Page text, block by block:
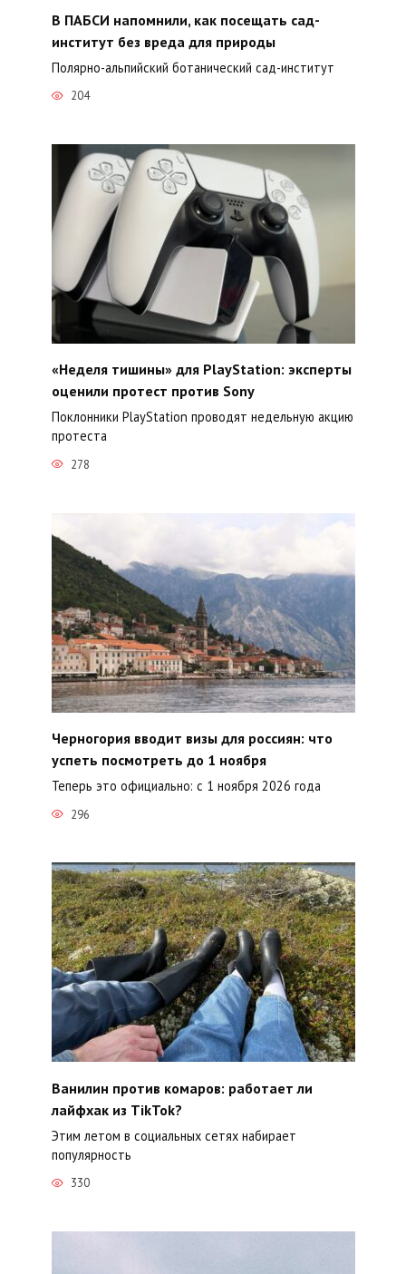
В ПАБСИ напомнили, как посещать сад-
институт без вреда для природы
Полярно-альпийский ботанический сад-институт
204
«Неделя тишины» для PlayStation: эксперты
оценили протест против Sony
Поклонники PlayStation проводят недельную акцию
протеста
278
Черногория вводит визы для россиян: что
успеть посмотреть до 1 ноября
Теперь это официально: с 1 ноября 2026 года
296
Ванилин против комаров: работает ли
лайфхак из TikTok?
Этим летом в социальных сетях набирает
популярность
330